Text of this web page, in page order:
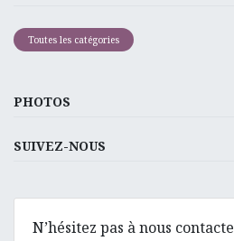
Toutes les catégories
PHOTOS
SUIVEZ-NOUS
N’hésitez pas à nous